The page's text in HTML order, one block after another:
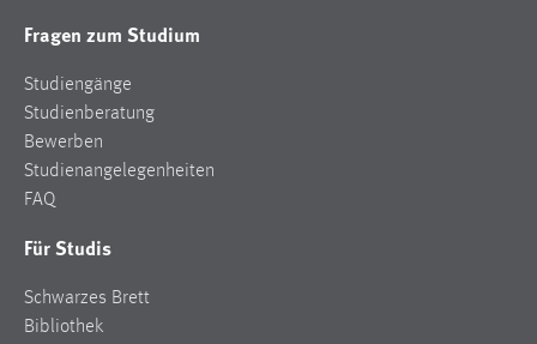
Fragen zum Studium
Studiengänge
Studienberatung
Bewerben
Studienangelegenheiten
FAQ
Für Studis
Schwarzes Brett
Bibliothek
Plattformen anzeigen zu können, werden von diesen
YouTube